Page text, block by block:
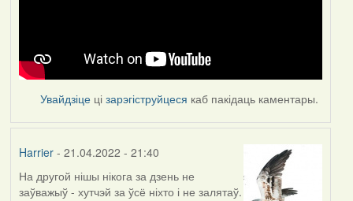
Увайдзіце цізарэгіструйцеся каб пакідаць каментары.
Harrier- 21.04.2022 - 21:40
На другой нішы нікога за дзень не
заўважыў - хутчэй за ўсё ніхто і не залятаў.